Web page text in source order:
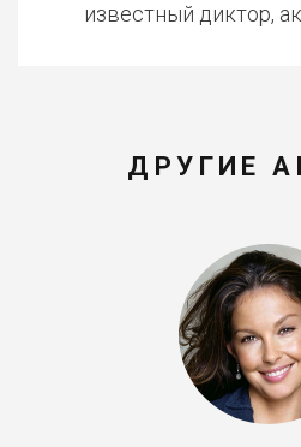
известный диктор,
ДРУГИЕ